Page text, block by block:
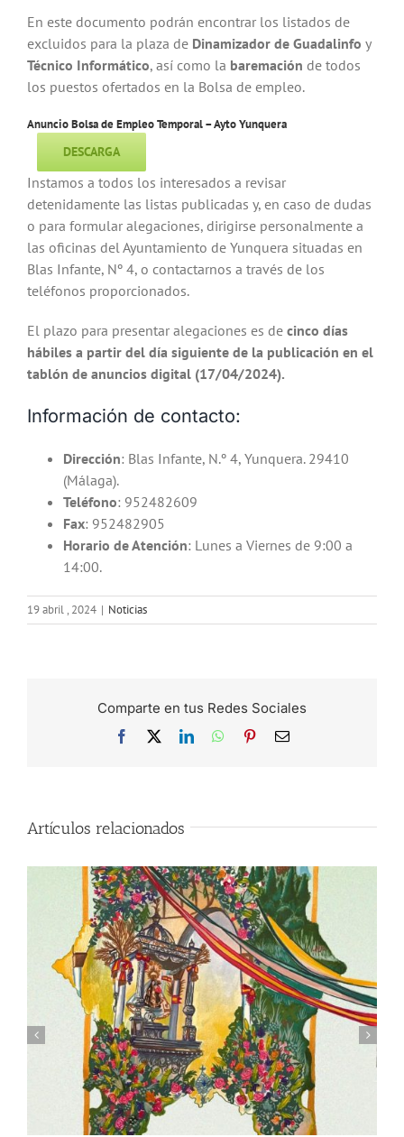
En este documento podrán encontrar los listados de
excluidos para la plaza de Dinamizador de Guadalinfo y
Técnico Informático, así como la baremación de todos
los puestos ofertados en la Bolsa de empleo.
Anuncio Bolsa de Empleo Temporal – Ayto Yunquera
DESCARGA
Instamos a todos los interesados a revisar
detenidamente las listas publicadas y, en caso de dudas
o para formular alegaciones, dirigirse personalmente a
las oficinas del Ayuntamiento de Yunquera situadas en
Blas Infante, Nº 4, o contactarnos a través de los
teléfonos proporcionados.
El plazo para presentar alegaciones es de cinco días
hábiles a partir del día siguiente de la publicación en el
tablón de anuncios digital (17/04/2024).
Información de contacto:
Dirección: Blas Infante, N.º 4, Yunquera. 29410
(Málaga).
Teléfono: 952482609
Fax: 952482905
Horario de Atención: Lunes a Viernes de 9:00 a
14:00.
19 abril , 2024 | Noticias
Comparte en tus Redes Sociales
Facebook LinkedInWhatsApp
PinterestCorreo
Artículos relacionados